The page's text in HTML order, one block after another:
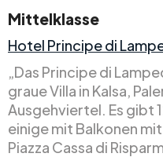
Mittelklasse
Hotel Principe di
„Das Principe di
graue Villa in Kalsa,
Ausgehviertel. Es gibt
einige mit Balkonen
Piazza Cassa di